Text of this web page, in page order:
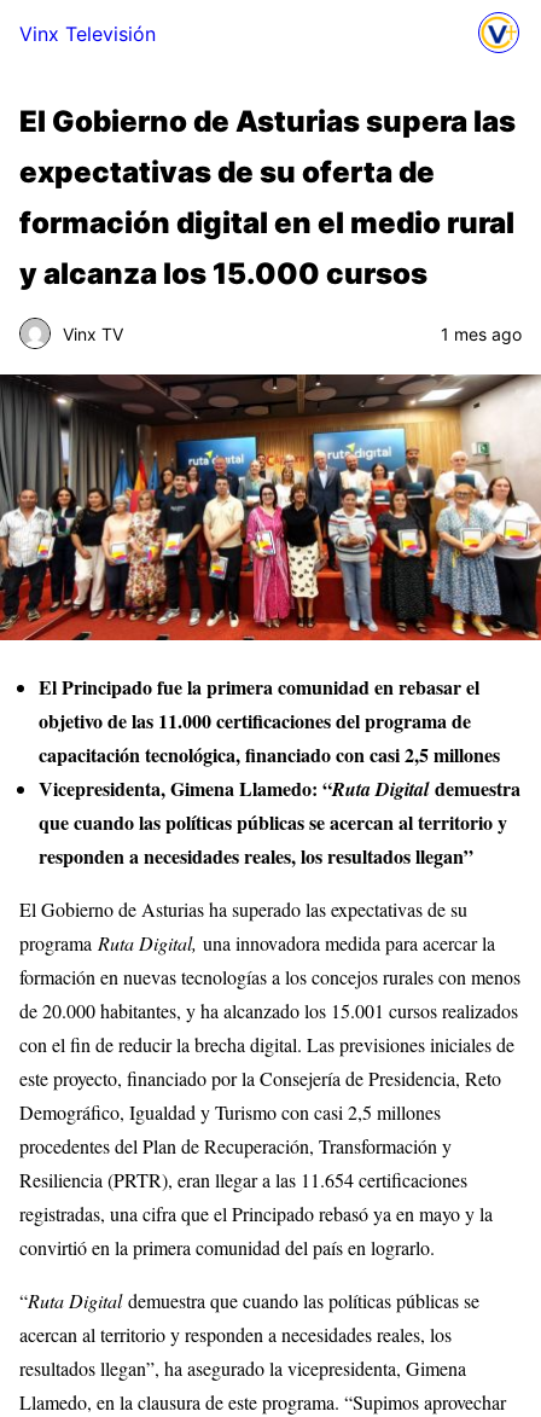
Vinx Televisión
El Gobierno de Asturias supera las
expectativas de su oferta de
formación digital en el medio rural
y alcanza los 15.000 cursos
Vinx TV 1 mes ago
El Principado fue la primera comunidad en rebasar el
objetivo de las 11.000 certificaciones del programa de
capacitación tecnológica, financiado con casi 2,5 millones
Vicepresidenta, Gimena Llamedo: “Ruta Digitaldemuestra
que cuando las políticas públicas se acercan al territorio y
responden a necesidades reales, los resultados llegan”
El Gobierno de Asturias ha superado las expectativas de su
programa Ruta Digital, una innovadora medida para acercar la
formación en nuevas tecnologías a los concejos rurales con menos
de 20.000 habitantes, y ha alcanzado los 15.001 cursos realizados
con el fin de reducir la brecha digital. Las previsiones iniciales de
este proyecto, financiado por la Consejería de Presidencia, Reto
Demográfico, Igualdad y Turismo con casi 2,5 millones
procedentes del Plan de Recuperación, Transformación y
Resiliencia (PRTR), eran llegar a las 11.654 certificaciones
registradas, una cifra que el Principado rebasó ya en mayo y la
convirtió en la primera comunidad del país en lograrlo.
“Ruta Digitaldemuestra que cuando las políticas públicas se
acercan al territorio y responden a necesidades reales, los
resultados llegan”, ha asegurado la vicepresidenta, Gimena
Llamedo, en la clausura de este programa. “Supimos aprovechar